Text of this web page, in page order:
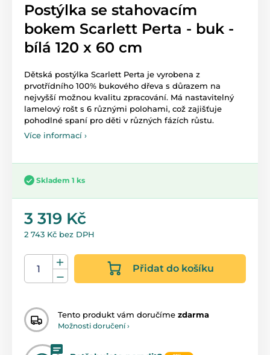
Postýlka se stahovacím
bokem Scarlett Perta - buk -
bílá 120 x 60 cm
Dětská postýlka Scarlett Perta je vyrobena z
prvotřídního 100% bukového dřeva s důrazem na
nejvyšší možnou kvalitu zpracování. Má nastavitelný
lamelový rošt s 6 různými polohami, což zajišťuje
pohodlné spaní pro děti v různých fázích růstu.
Více informací ›
Skladem 1 ks
3 319 Kč
2 743 Kč bez DPH
Přidat do košíku
Tento produkt vám doručíme zdarma
Možnosti doručení ›